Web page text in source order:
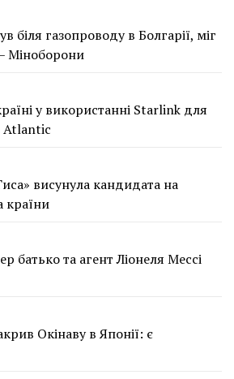
біля газопроводу в Болгарії, міг
Міноборони
у використанні Starlink для
Atlantic
висунула кандидата на
країни
батько та агент Ліонеля Мессі
Окінаву в Японії: є